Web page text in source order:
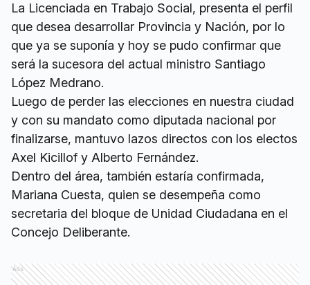
La Licenciada en Trabajo Social, presenta el perfil
que desea desarrollar Provincia y Nación, por lo
que ya se suponía y hoy se pudo confirmar que
será la sucesora del actual ministro Santiago
López Medrano.
Luego de perder las elecciones en nuestra ciudad
y con su mandato como diputada nacional por
finalizarse, mantuvo lazos directos con los electos
Axel Kicillof y Alberto Fernández.
Dentro del área, también estaría confirmada,
Mariana Cuesta, quien se desempeña como
secretaria del bloque de Unidad Ciudadana en el
Concejo Deliberante.
Ads